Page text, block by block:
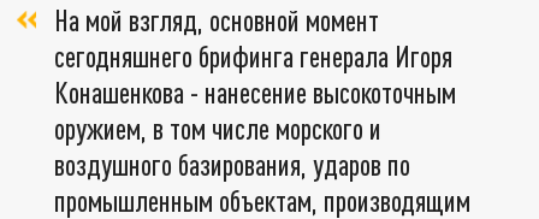
На мой взгляд, основной момент
сегодняшнего брифинга генерала Игоря
Конашенкова - нанесение высокоточным
оружием, в том числе морского и
воздушного базирования, ударов по
промышленным объектам, производящим